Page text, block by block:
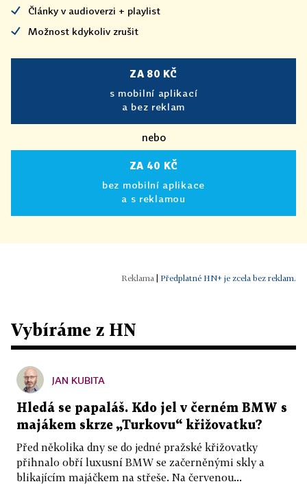
Články v audioverzi + playlist
Možnost kdykoliv zrušit
ZA 80 KČ
s mobilní aplikací
a bez reklam
nebo
ZA 40 KČ
bez mobilní aplikace
a s reklamou
Předplatné HN+ je zcela bez reklam.
Vybíráme z HN
JAN KUBITA
Hledá se papaláš. Kdo jel v černém BMW s
majákem skrze „Turkovu“ křižovatku?
Před několika dny se do jedné pražské křižovatky
přihnalo obří luxusní BMW se začerněnými skly a
blikajícím majáčkem na střeše. Na červenou...